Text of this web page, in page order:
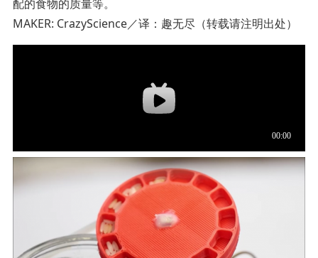
配的食物的质量等。
MAKER: CrazyScience／译：趣无尽（转载请注明出处）